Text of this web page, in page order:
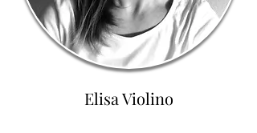
Elisa Violino